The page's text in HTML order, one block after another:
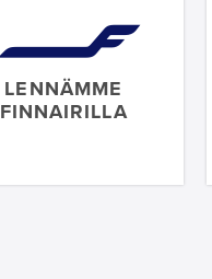
LENNÄMME
FINNAIRILLA